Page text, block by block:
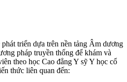
triển dựa trên nền tảng Âm dương
pháp truyền thống để khám và
theo học Cao đẳng Y sỹ Y học cổ
thức liên quan đến: